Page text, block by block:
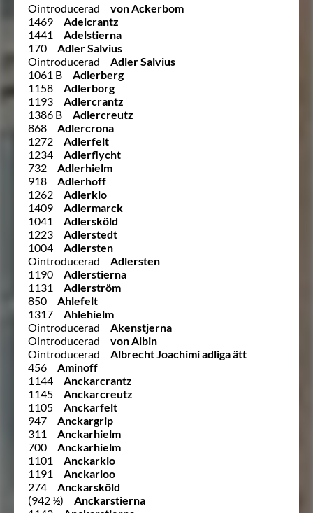
Ointroducerad
von Ackerbom
1469
Adelcrantz
1441
Adelstierna
170
Adler Salvius
Ointroducerad
Adler Salvius
1061 B
Adlerberg
1158
Adlerborg
1193
Adlercrantz
1386 B
Adlercreutz
868
Adlercrona
1272
Adlerfelt
1234
Adlerflycht
732
Adlerhielm
918
Adlerhoff
1262
Adlerklo
1409
Adlermarck
1041
Adlersköld
1223
Adlerstedt
1004
Adlersten
Ointroducerad
Adlersten
1190
Adlerstierna
1131
Adlerström
850
Ahlefelt
1317
Ahlehielm
Ointroducerad
Akenstjerna
Ointroducerad
von Albin
Ointroducerad
Albrecht Joachimi adliga ätt
456
Aminoff
1144
Anckarcrantz
1145
Anckarcreutz
1105
Anckarfelt
947
Anckargrip
311
Anckarhielm
700
Anckarhielm
1101
Anckarklo
1191
Anckarloo
274
Anckarsköld
(942 ½)
Anckarstierna